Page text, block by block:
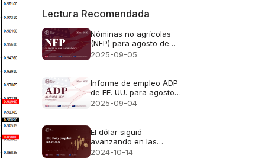
Lectura Recomendada
Nóminas no agrícolas
(NFP) para agosto de
2025
2025-09-05
Informe de empleo ADP
de EE. UU. para agosto
de 2025
2025-09-04
El dólar siguió
avanzando en las
operaciones asiáticas
2024-10-14